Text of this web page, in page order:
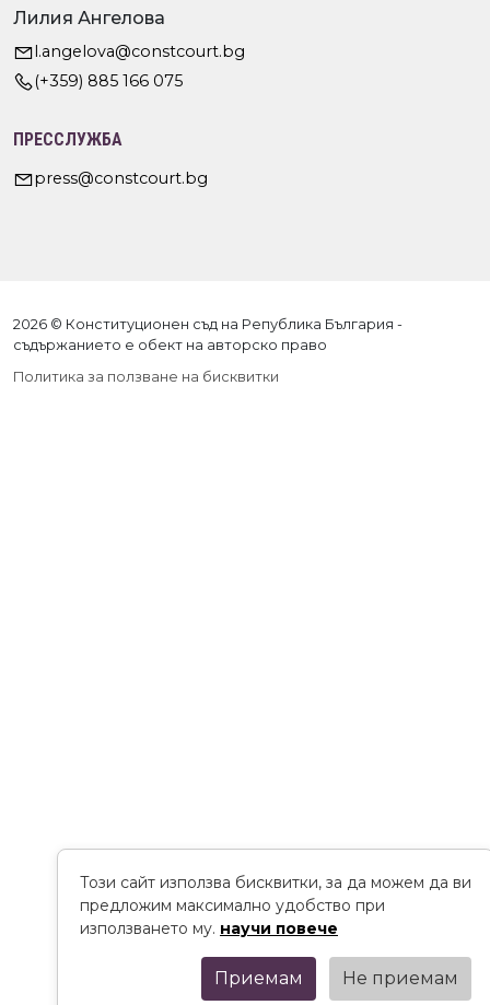
Лилия Ангелова
l.angelova@constcourt.bg
(+359) 885 166 075
ПРЕССЛУЖБА
press@constcourt.bg
2026 © Конституционен съд на Република България -
съдържанието е обект на авторско право
Политика за ползване на бисквитки
Този сайт използва бисквитки, за да можем да ви
предложим максимално удобство при
използването му. научи повече
Приемам Не приемам